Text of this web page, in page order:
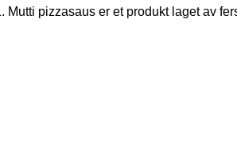
pizzasaus er et produkt laget av